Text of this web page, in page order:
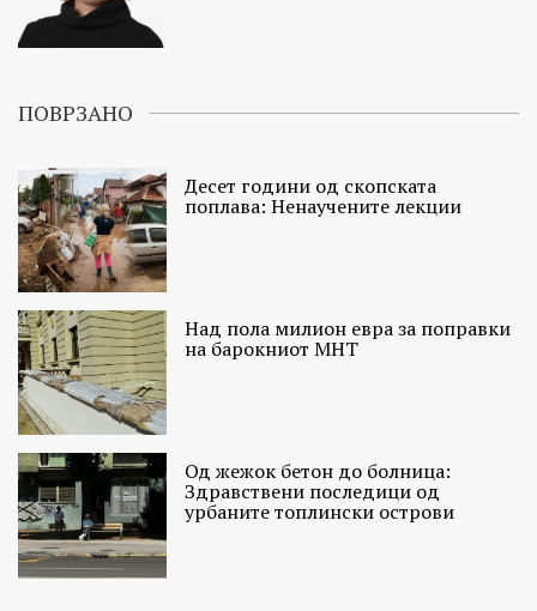
ПОВРЗАНО
Десет години од скопската
поплава: Ненаучените лекции
Над пола милион евра за поправки
на барокниот МНТ
Од жежок бетон до болница:
Здравствени последици од
урбаните топлински острови